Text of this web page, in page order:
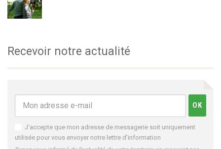
Recevoir notre actualité
J'accepte que mon adresse de messagerie soit uniquement
utilisée pour vous envoyer notre lettre d'information